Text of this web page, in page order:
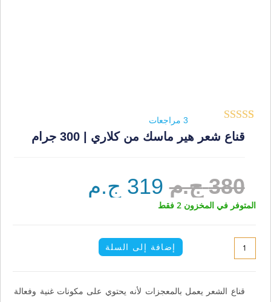
تم التقييم بـ
تقييم عملاء
3مراجعات
قناع شعر هير ماسك من كلاري | 300 جرام
380 ج.م 319 ج.م
المتوفر في المخزون 2 فقط
إضافة إلى السلة
قناع الشعر يعمل بالمعجزات لأنه يحتوي على مكونات غنية وفعالة